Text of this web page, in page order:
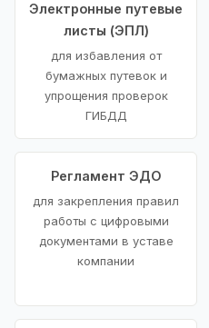
Электронные путевые
листы (ЭПЛ)
для избавления от
бумажных путевок и
упрощения проверок
ГИБДД
Регламент ЭДО
для закрепления правил
работы с цифровыми
документами в уставе
компании